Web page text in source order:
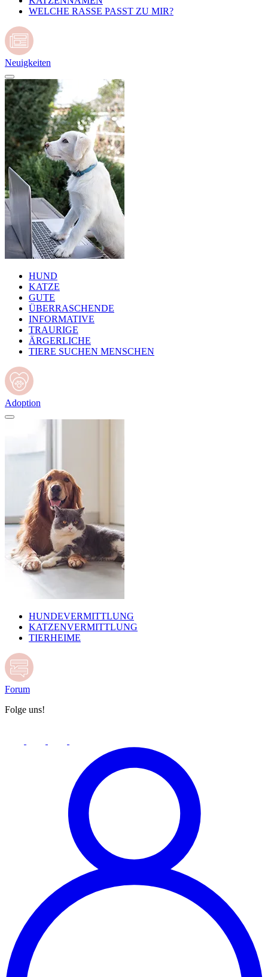
WELCHE RASSE PASST ZU MIR?
Neuigkeiten
HUND
KATZE
GUTE
ÜBERRASCHENDE
INFORMATIVE
TRAURIGE
ÄRGERLICHE
TIERE SUCHEN MENSCHEN
Adoption
HUNDEVERMITTLUNG
KATZENVERMITTLUNG
TIERHEIME
Forum
Folge uns!